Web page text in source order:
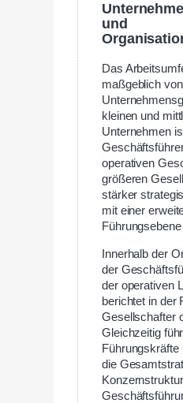
und
Das
maßgeblich
kleinen und
Unternehmen
operativen
größeren
stärker
mit einer
Innerhalb der
der
der operativen
berichtet in der
Gesellschafter
Gleichzeitig
Führungskräfte
die